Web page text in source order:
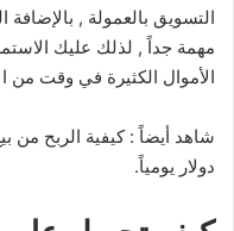
التسويق بالعمولة ,
مهمة جداً , لذلك عليك
الأموال الكثيرة في وقت من
دولار يومياً.